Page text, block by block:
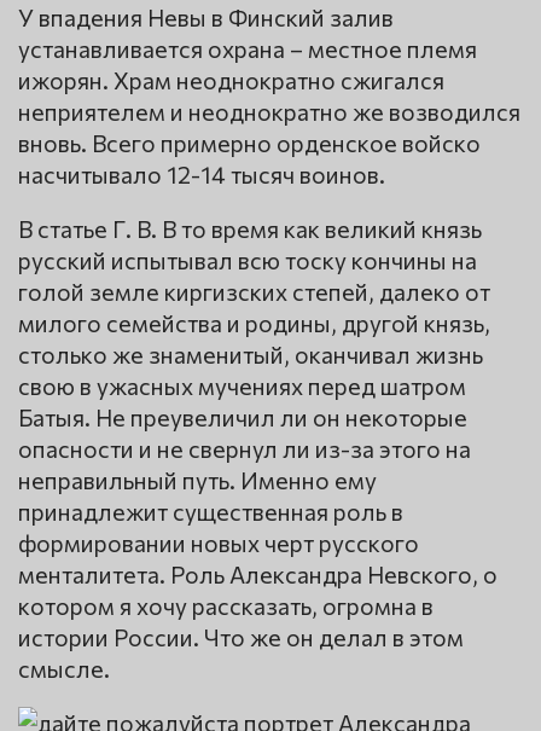
У впадения Невы в Финский залив
устанавливается охрана – местное племя
ижорян. Храм неоднократно сжигался
неприятелем и неоднократно же возводился
вновь. Всего примерно орденское войско
насчитывало 12-14 тысяч воинов.
В статье Г. В. В то время как великий князь
русский испытывал всю тоску кончины на
голой земле киргизских степей, далеко от
милого семейства и родины, другой князь,
столько же знаменитый, оканчивал жизнь
свою в ужасных мучениях перед шатром
Батыя. Не преувеличил ли он некоторые
опасности и не свернул ли из-за этого на
неправильный путь. Именно ему
принадлежит существенная роль в
формировании новых черт русского
менталитета. Роль Александра Невского, о
котором я хочу рассказать, огромна в
истории России. Что же он делал в этом
смысле.